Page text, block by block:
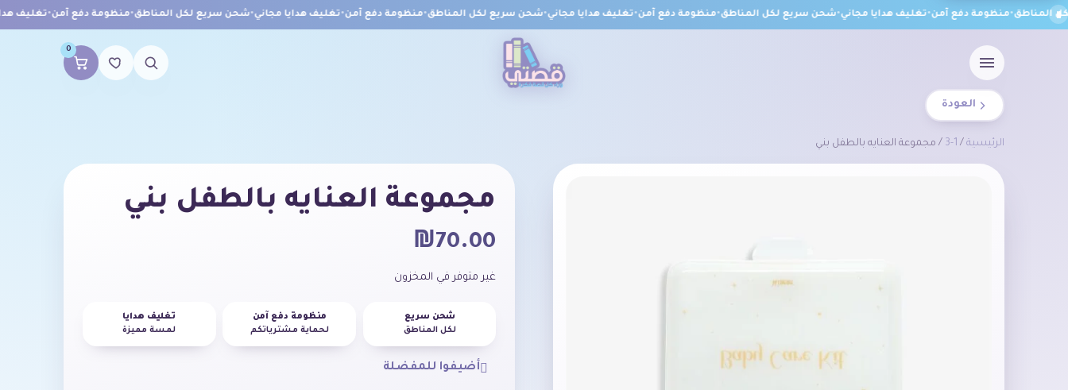
•منظومة دفع آمن•تغليف هدايا مجاني•شحن سريع لكل المناطق•منظومة دفع آمن•تغليف هدايا مجاني•شحن سريع لكل المناطق•منظومة دفع آمن•تغليف هدايا مجاني•شحن سريع لكل المناطق•منظومة دفع آمن•تغليف
0
العودة
الرئيسية /
1-3 / مجموعة العنايه بالطفل بني
مجموعة العنايه بالطفل بني
₪70.00
غير متوفر في المخزون
شحن سريع
لكل المناطق
منظومة دفع آمن
لحماية مشترياتكم
تغليف هدايا
لمسة مميزة
أضيفوا للمفضلة